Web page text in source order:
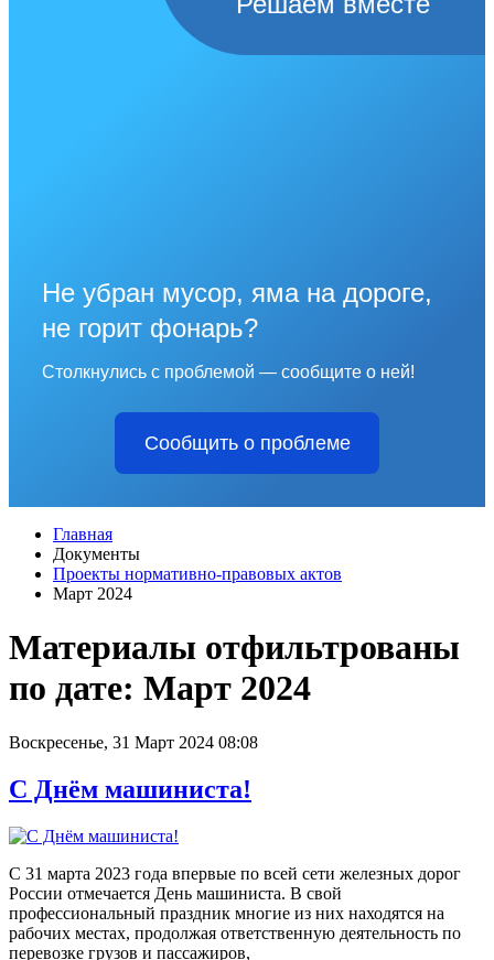
Не убран мусор, яма на дороге,
не горит фонарь?
Столкнулись с проблемой — сообщите о ней!
Сообщить о проблеме
Главная
Документы
Проекты нормативно-правовых актов
Март 2024
Материалы отфильтрованы
по дате: Март 2024
Воскресенье, 31 Март 2024 08:08
С Днём машиниста!
С 31 марта 2023 года впервые по всей сети железных дорог
России отмечается День машиниста. В свой
профессиональный праздник многие из них находятся на
рабочих местах, продолжая ответственную деятельность по
перевозке грузов и пассажиров,